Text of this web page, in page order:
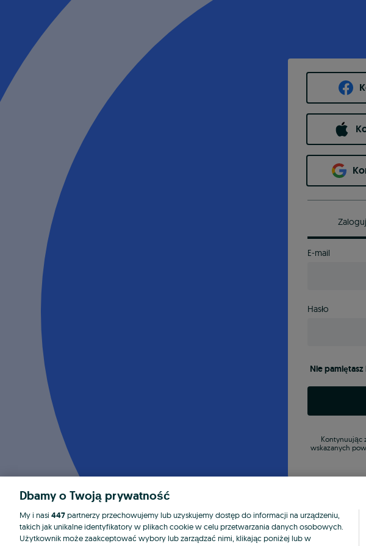
E-mail
Hasło
Nie pamiętasz
Kontynuując
wskazanych
Dbamy o Twoją prywatność
My i nasi 447partnerzy przechowujemy lub uzyskujemy dostęp do informacji na urządzeniu,
takich jak unikalne identyfikatory w plikach cookie w celu przetwarzania danych osobowych.
Użytkownik może zaakceptować wybory lub zarządzać nimi, klikając poniżej lub w